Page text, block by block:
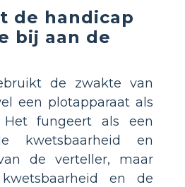
​​de handicap
bij aan de
de zwakte van
een plotapparaat als
Het fungeert als een
kwetsbaarheid en
de verteller, maar
en de